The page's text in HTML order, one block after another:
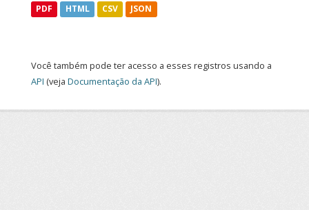
PDF HTML CSV JSON
Você também pode ter acesso a esses registros usando a
API (veja Documentação da API).